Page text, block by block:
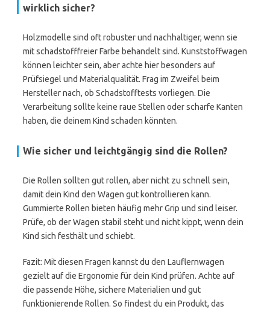
wirklich sicher?
Holzmodelle sind oft robuster und nachhaltiger, wenn sie
mit schadstofffreier Farbe behandelt sind. Kunststoffwagen
können leichter sein, aber achte hier besonders auf
Prüfsiegel und Materialqualität. Frag im Zweifel beim
Hersteller nach, ob Schadstofftests vorliegen. Die
Verarbeitung sollte keine raue Stellen oder scharfe Kanten
haben, die deinem Kind schaden könnten.
Wie sicher und leichtgängig sind die Rollen?
Die Rollen sollten gut rollen, aber nicht zu schnell sein,
damit dein Kind den Wagen gut kontrollieren kann.
Gummierte Rollen bieten häufig mehr Grip und sind leiser.
Prüfe, ob der Wagen stabil steht und nicht kippt, wenn dein
Kind sich festhält und schiebt.
Fazit: Mit diesen Fragen kannst du den Lauflernwagen
gezielt auf die Ergonomie für dein Kind prüfen. Achte auf
die passende Höhe, sichere Materialien und gut
funktionierende Rollen. So findest du ein Produkt, das